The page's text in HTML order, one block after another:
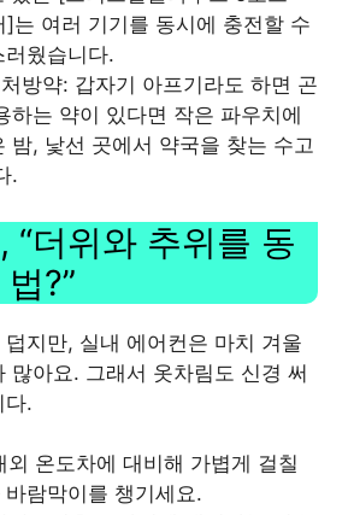
]는 여러 기기를 동시에 충전할 수
웠습니다.
방약: 갑자기 아프기라도 하면 곤
하는 약이 있다면 작은 파우치에
밤, 낯선 곳에서 약국을 찾는 수고
.
“더위와 추위를 동
?”
지만, 실내 에어컨은 마치 겨울
많아요. 그래서 옷차림도 신경 써
다.
온도차에 대비해 가볍게 걸칠
람막이를 챙기세요.